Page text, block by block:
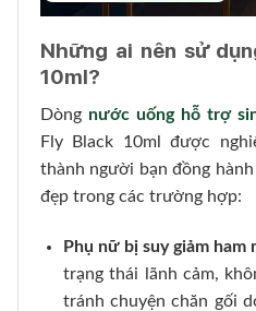
Những ai nên sử
10ml?
Dòng nước uống hỗ trợ
Fly Black 10ml được
thành người bạn đồng
đẹp trong các trường hợp:
Phụ nữ bị suy giảm ham
trạng thái lãnh cảm,
tránh chuyện chăn gối